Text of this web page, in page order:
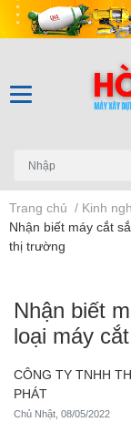
Trang chủ / Kinh
Nhận biết máy cắt
thị trường
Nhận biết
loại máy
CÔNG TY TNHH
PHÁT
Chủ Nhật, 08/05/2022